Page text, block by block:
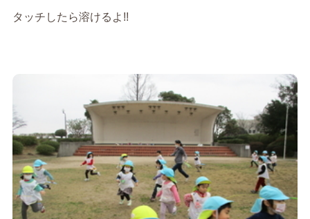
タッチしたら溶けるよ!!